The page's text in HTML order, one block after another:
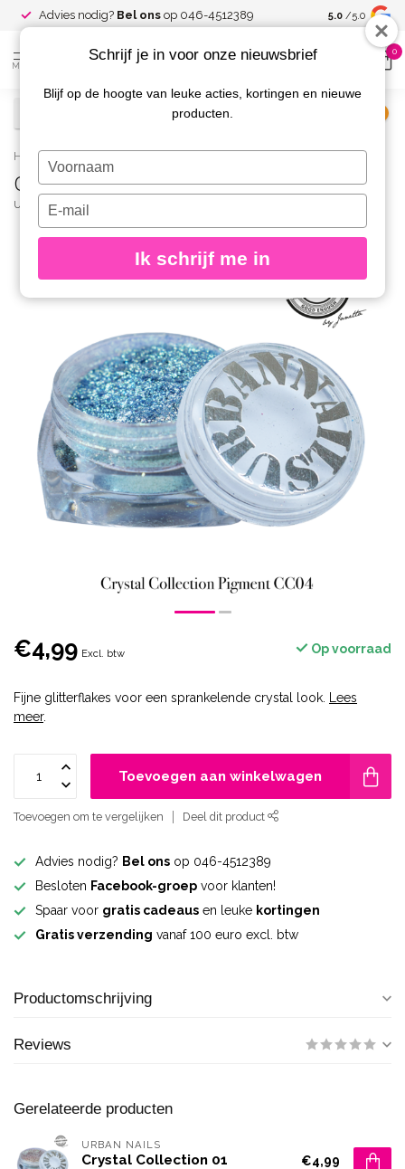
Advies nodig? Bel ons op 046-4512389 Besloten
5.0 /5.0
MENU
0
Home / Crystal Collection 04
Crystal Collection 04
URBAN NAILS
€4,99 Excl. btw Op voorraad
Fijne glitterflakes voor een sprankelende crystal look.
Lees
meer.
Toevoegen aan winkelwagen
Toevoegen om te vergelijken Deel dit product
Advies nodig? Bel ons op 046-4512389
Besloten Facebook-groep voor klanten!
Spaar voor gratis cadeaus en leuke kortingen
Gratis verzending vanaf 100 euro excl. btw
Productomschrijving
Reviews
Gerelateerde producten
URBAN NAILS
Crystal Collection 01 €4,99
Schrijf je in voor onze nieuwsbrief
Blijf op de hoogte van leuke acties, kortingen en nieuwe
producten.
Typ
je
naam
Typ
je
e-
in
Ik schrijf me in